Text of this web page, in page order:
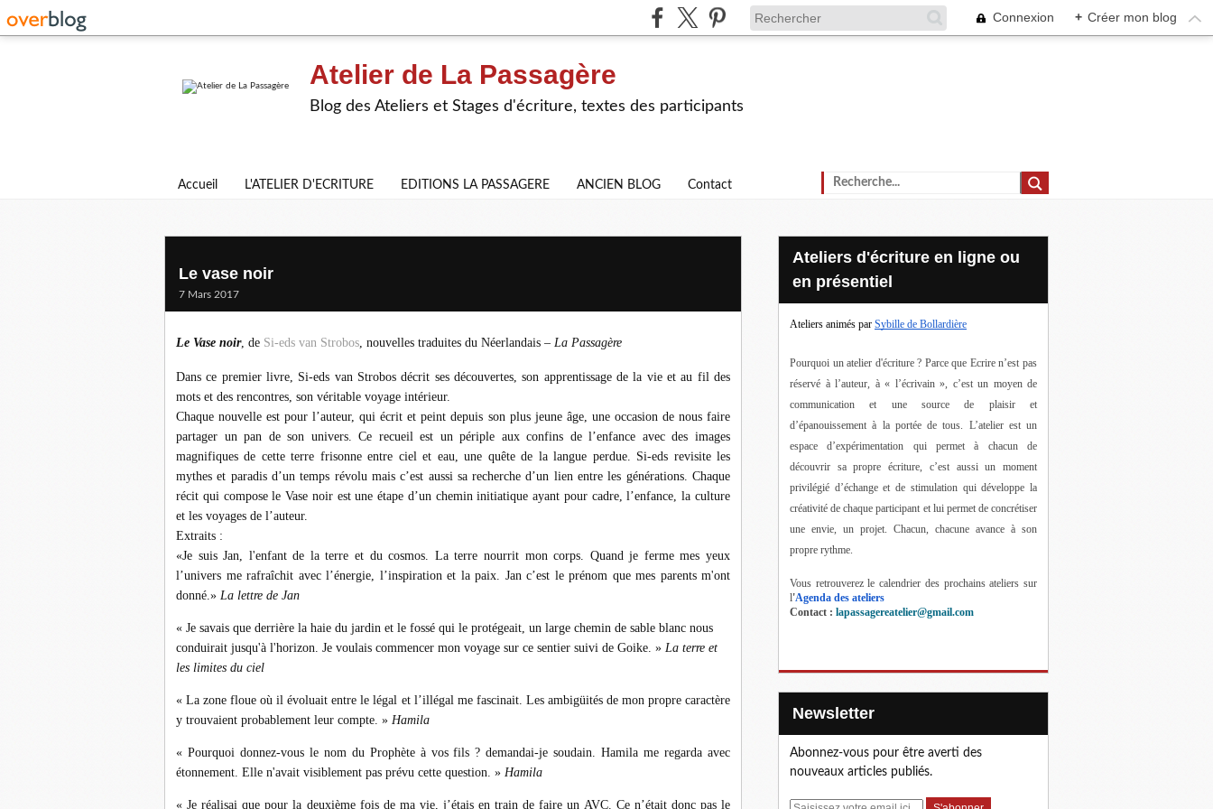
Connexion + Créer mon blog
Atelier de La Passagère
Blog des Ateliers et Stages d'écriture, textes des participants
Accueil L'ATELIER D'ECRITURE EDITIONS LA PASSAGERE ANCIEN BLOG Contact
Le vase noir
7 Mars 2017
Le Vase noir, de Si-eds van Strobos, nouvelles traduites du Néerlandais – La Passagère
Dansce premier livre, Si-eds van Strobos décrit ses découvertes, son apprentissage de la vie et au fil des
mots et des rencontres, son véritable voyage intérieur.
Chaque nouvelle est pour l’auteur, qui écrit et peint depuis son plus jeune âge, une occasion de nous faire
partager un pan de son univers. Ce recueil est un périple aux confins de l’enfance avec des images
magnifiques de cette terre frisonne entre ciel et eau, une quête de la langue perdue. Si-eds revisite les
mythes et paradis d’un temps révolu mais c’est aussi sa recherche d’un lien entre les générations. Chaque
récit qui compose le Vase noir est une étape d’un chemin initiatique ayant pour cadre, l’enfance, la culture
et les voyages de l’auteur.
Extraits :
«Je suis Jan, l'enfant de la terre et du cosmos. La terre nourrit mon corps. Quand je ferme mes yeux
l’univers me rafraîchit avec l’énergie, l’inspiration et la paix. Jan c’est le prénom que mes parents m'ont
donné.» La lettre de Jan
« Je savais que derrière la haie du jardin et le fossé qui le protégeait, un large chemin de sable blanc nous
conduirait jusqu'à l'horizon. Je voulais commencer mon voyage sur ce sentier suivi de Goike. » La terre et
les limites du ciel
« La zone floue où il évoluait entre le légal et l’illégal me fascinait. Les ambigüités de mon propre caractère
y trouvaient probablement leur compte. » Hamila
« Pourquoi donnez-vous le nom du Prophète à vos fils ? demandai-je soudain. Hamila me regarda avec
étonnement. Elle n'avait visiblement pas prévu cette question. » Hamila
« Je réalisai que pour la deuxième fois de ma vie, j’étais en train de faire un AVC. Ce n’était donc pas le
Ateliers d'écriture en ligne ou
en présentiel
Ateliers animés par Sybille de Bollardière
Pourquoi un atelier d'écriture ? Parce que Ecrire n’est pas
réservé à l’auteur, à « l’écrivain », c’est un moyen de
communication et une source de plaisir et
d’épanouissement à la portée de tous. L’atelier est un
espace d’expérimentation qui permet à chacun de
découvrir sa propre écriture, c’est aussi un moment
privilégié d’échange et de stimulation qui développe la
créativité de chaque participant et lui permet de concrétiser
une envie, un projet. Chacun, chacune avance à son
propre rythme.
Vous retrouverez le calendrier des prochains ateliers sur
l'Agenda des ateliers
Contact : lapassagereatelier@gmail.com
Newsletter
Abonnez-vous pour être averti des
nouveaux articles publiés.